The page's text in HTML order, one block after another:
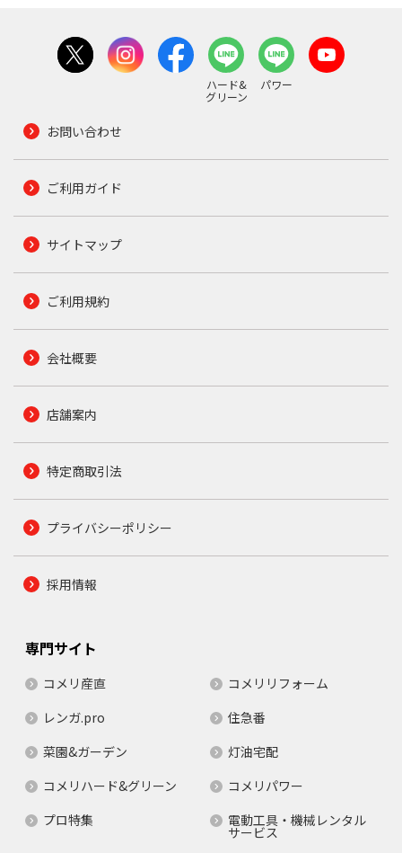
ハード&
グリーン
パワー
お問い合わせ
ご利用ガイド
サイトマップ
ご利用規約
会社概要
店舗案内
特定商取引法
プライバシーポリシー
採用情報
専門サイト
コメリ産直
コメリリフォーム
レンガ.pro
住急番
菜園&ガーデン
灯油宅配
コメリハード&グリーン
コメリパワー
プロ特集
電動工具・機械レンタル
サービス